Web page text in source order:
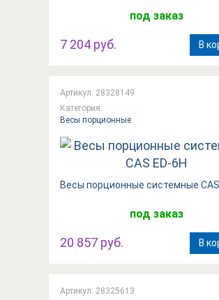
под заказ
7 204 руб. В
Артикул: 28328149
Категория:
Весы порционные
Весы порционные системные CAS
под заказ
20 857 руб. В
Артикул: 28325613